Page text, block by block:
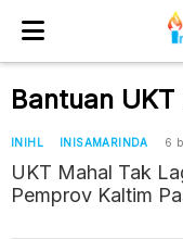
Bantuan
INIHL INISAMARINDA 6
UKT Mahal Tak
Pemprov Kaltim